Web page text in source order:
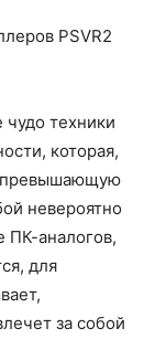
PSVR2
чудо техники
которая,
невероятно
ПК-аналогов,
для
за собой